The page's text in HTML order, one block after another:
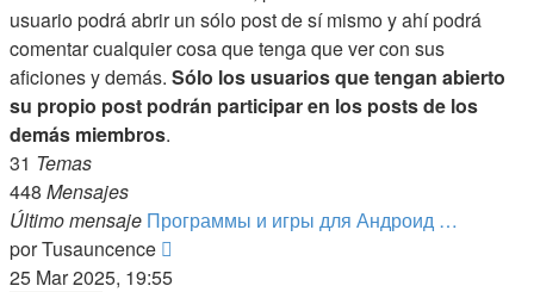
usuario podrá abrir un sólo post de sí mismo y ahí podrá
comentar cualquier cosa que tenga que ver con sus
aficiones y demás. Sólo los usuarios que tengan abierto
su propio post podrán participar en los posts de los
demás miembros.
31 Temas
448 Mensajes
Último mensaje Программы и игры для Андроид …
porTusauncence
último
25 Mar 2025, 19:55